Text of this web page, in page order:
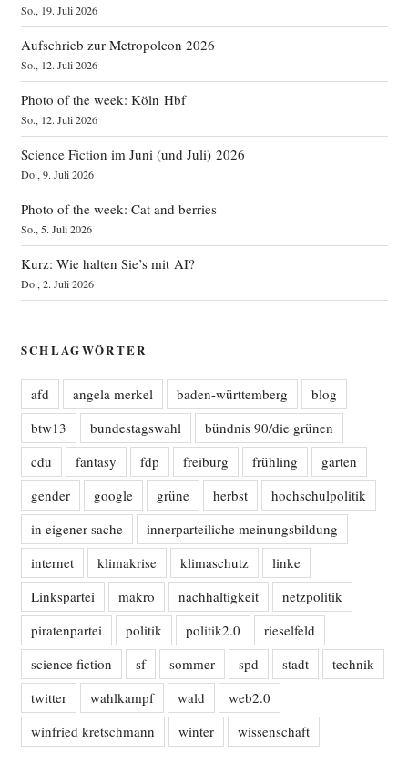
So., 19. Juli 2026
Aufschrieb zur Metropolcon 2026
So., 12. Juli 2026
Photo of the week: Köln Hbf
So., 12. Juli 2026
Science Fiction im Juni (und Juli) 2026
Do., 9. Juli 2026
Photo of the week: Cat and berries
So., 5. Juli 2026
Kurz: Wie halten Sie’s mit AI?
Do., 2. Juli 2026
SCHLAGWÖRTER
afd angela merkel baden-württemberg
blog
btw13
bundestagswahl
bündnis 90/die grünen
cdu
fantasy fdp freiburg frühling
garten
gender
google grüne herbst
hochschulpolitik
in eigener sache
innerparteiliche meinungsbildung
internet
klimakrise klimaschutz
linke
Linkspartei
makro nachhaltigkeit
netzpolitik
piratenpartei
politik politik2.0
rieselfeld
science fiction
sf sommer spd stadt
technik
twitter
wahlkampf wald
web2.0
winfried kretschmann
winter wissenschaft